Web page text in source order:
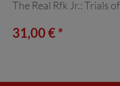
The Real Rfk Jr.: Trials
31,00 € *